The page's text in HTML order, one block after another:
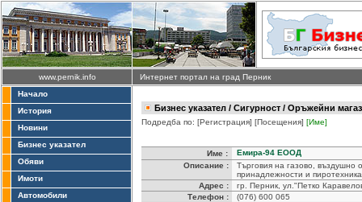
www.pernik.info
Интернет портал на град Перник
Начало
История
Новини
Бизнес указател
Обяви
Имоти
Автомобили
Бизнес указател / Сигурност / Оръжейни
Подредба по: [Регистрация] [Посещения] [Име]
Име :
Емира-94 ЕООД
Описание :
Търговия на газово, въздушно
принадлежности и
Адрес :
гр. Перник, ул."Петко
Телефон :
(076) 600 065